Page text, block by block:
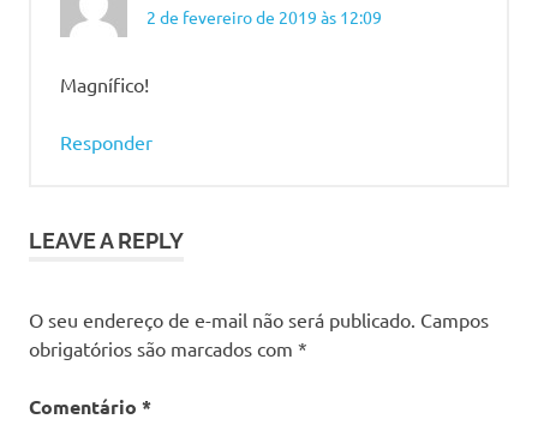
2 de fevereiro de 2019 às 12:09
Magnífico!
Responder
LEAVE A REPLY
O seu endereço de e-mail não será publicado. Campos
obrigatórios são marcados com *
Comentário *